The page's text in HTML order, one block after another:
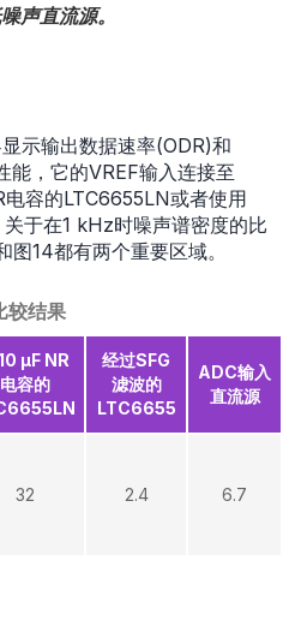
声直流源。
示输出数据速率(ODR)和
，它的VREF输入连接至
容的LTC6655LN或者使用
于在1 kHz时噪声谱密度的比
14都有两个重要区域。
较结果
μF NR
电容的
经过SFG
滤波的
LTC6655
ADC输入
直流源
32 2.4 6.7